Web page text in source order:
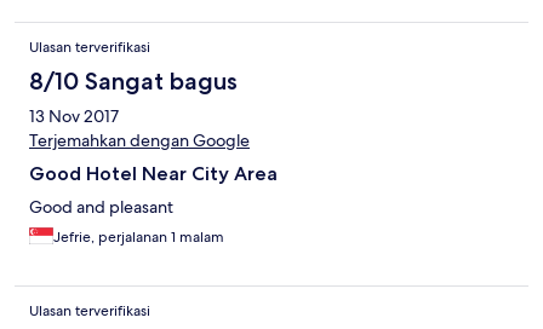
Ulasan terverifikasi
8/10 Sangat bagus
13 Nov 2017
Terjemahkan dengan Google
Good Hotel Near City Area
Good and pleasant
Jefrie, perjalanan 1 malam
Ulasan terverifikasi